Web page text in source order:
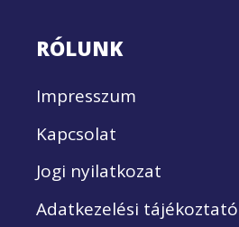
RÓLUNK
Impresszum
Kapcsolat
Jogi nyilatkozat
Adatkezelési tájékoztató